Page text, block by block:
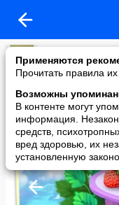
Применяются
Прочитать правила
Возможны
В контенте могут
информация.
средств,
вред здоровью, их
установленную
Таня
added a photo
19 Dec в 19:30